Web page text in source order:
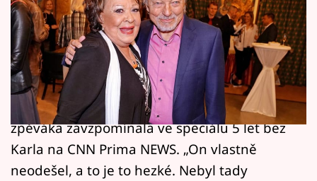
Horoskopy
Sledujte prima+
Filmový festival Karlovy Vary
Pořady
Mámy sobě
října 2019, tedy přesně před pěti lety.
Dokonce mu tehdy na pohřbu pronesla
smuteční řeč, což pro ni nebyl vůbec lehký
úkol. Teď při příležitosti výročí jeho úmrtí na
svého blízkého kamaráda a legendárního
zpěváka zavzpomínala ve speciálu 5 let bez
Karla na CNN Prima NEWS. „On vlastně
neodešel, a to je to hezké. Nebyl tady